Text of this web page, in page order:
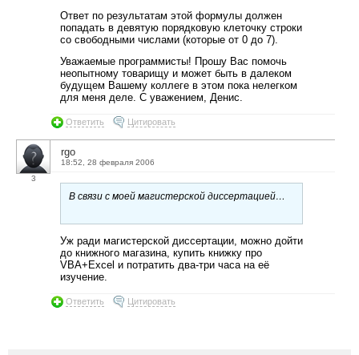
Ответ по результатам этой формулы должен
попадать в девятую порядковую клеточку строки
со свободными числами (которые от 0 до 7).
Уважаемые программисты! Прошу Вас помочь
неопытному товарищу и может быть в далеком
будущем Вашему коллеге в этом пока нелегком
для меня деле. С уважением, Денис.
Ответить Цитировать
3
rgo
18:52, 28 февраля 2006
В связи с моей магистерской диссертацией…
Уж ради магистерской диссертации, можно дойти
до книжного магазина, купить книжку про
VBA+Excel и потратить два-три часа на её
изучение.
Ответить Цитировать